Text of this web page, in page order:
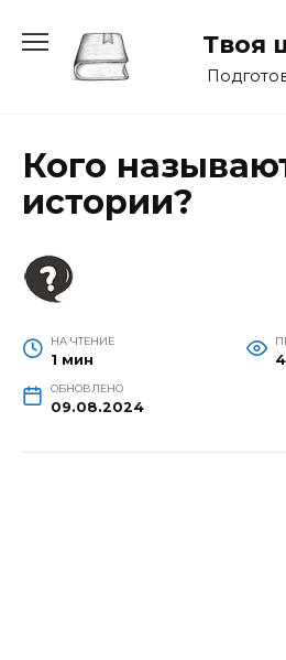
содержанию
Твоя
Кого
истории?
НА ЧТЕНИЕ
1 мин 4
ОБНОВЛЕНО
09.08.2024